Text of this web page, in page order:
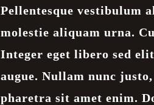
Pellentesque vestibulum
molestie aliquam urna.
Integer eget libero sed
augue. Nullam nunc
pharetra sit amet enim.